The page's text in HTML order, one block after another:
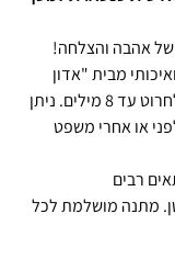
אהבה והצלחה!
מבית "אדון
קרלוס" - אנו ממליצים לחרוט עד 8 מילים. ניתן
או אחרי משפט
רבים
מתנה מושלמת לכל